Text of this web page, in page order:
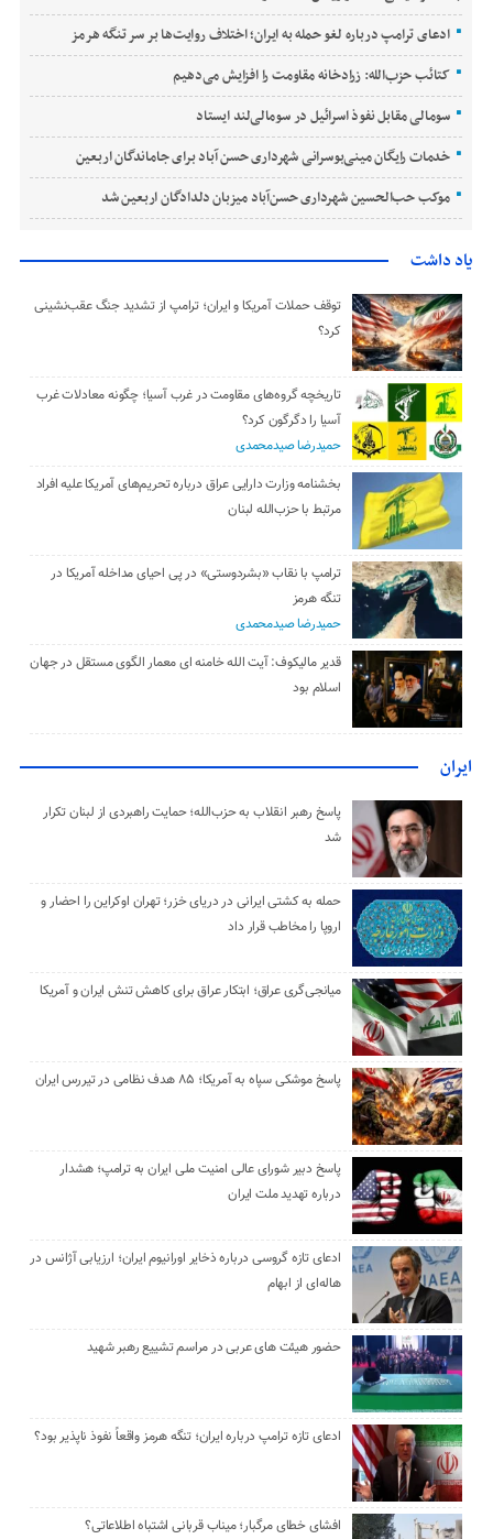
ادعای ترامپ درباره لغو حمله به ایران؛ اختلاف روایت‌ها بر سر تنگه هرمز
کتائب حزب‌الله: زرادخانه مقاومت را افزایش می‌دهیم
سومالی مقابل نفوذ اسرائیل در سومالی‌لند ایستاد
خدمات رایگان مینی‌بوسرانی شهرداری حسن‌ آباد برای جاماندگان اربعین
موکب حب‌الحسین شهرداری حسن‌آباد میزبان دلدادگان اربعین شد
یاد داشت
توقف حملات آمریکا و ایران؛ ترامپ از تشدید جنگ عقب‌نشینی
کرد؟
تاریخچه گروه‌های مقاومت در غرب آسیا؛ چگونه معادلات غرب
آسیا را دگرگون کرد؟
حمیدرضا صیدمحمدی
بخشنامه وزارت دارایی عراق درباره تحریم‌های آمریکا علیه افراد
مرتبط با حزب‌الله لبنان
ترامپ با نقاب «بشردوستی» در پی احیای مداخله آمریکا در
تنگه هرمز
حمیدرضا صیدمحمدی
قدیر مالیکوف: آیت‌ الله خامنه‌ ای معمار الگوی مستقل در جهان
اسلام بود
ایران
پاسخ رهبر انقلاب به حزب‌الله؛ حمایت راهبردی از لبنان تکرار
شد
حمله به کشتی ایرانی در دریای خزر؛ تهران اوکراین را احضار و
اروپا را مخاطب قرار داد
میانجی‌گری عراق؛ ابتکار عراق برای کاهش تنش ایران و آمریکا
پاسخ موشکی سپاه به آمریکا؛ ۸۵ هدف نظامی در تیررس ایران
پاسخ دبیر شورای عالی امنیت ملی ایران به ترامپ؛ هشدار
درباره تهدید ملت ایران
ادعای تازه گروسی درباره ذخایر اورانیوم ایران؛ ارزیابی آژانس در
هاله‌ای از ابهام
حضور هیئت‌ های عربی در مراسم تشییع رهبر شهید
ادعای تازه ترامپ درباره ایران؛ تنگه هرمز واقعاً نفوذ ناپذیر بود؟
افشای خطای مرگبار؛ میناب قربانی اشتباه اطلاعاتی؟